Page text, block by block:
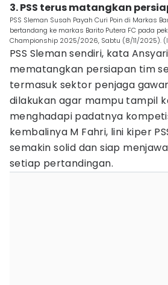
3. PSS terus matangkan
PSS Sleman Susah Payah Curi Poin di Markas
bertandang ke markas Barito Putera FC pada
Championship 2025/2026, Sabtu (8/11/2025).
PSS Sleman sendiri, kata
mematangkan persiapan tim
termasuk sektor penjaga
dilakukan agar mampu tampil
menghadapi padatnya
kembalinya M Fahri, lini kiper
semakin solid dan siap
setiap pertandingan.